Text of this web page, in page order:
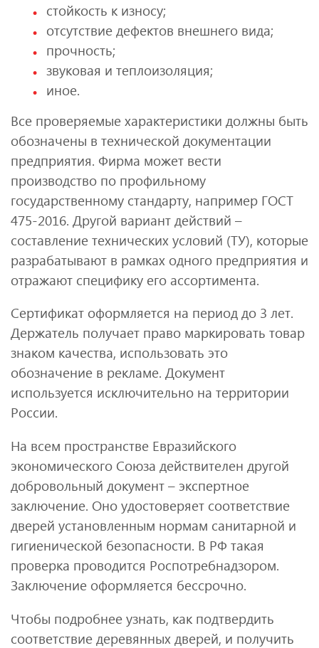
стойкость к износу;
отсутствие дефектов внешнего вида;
прочность;
звуковая и теплоизоляция;
иное.
Все проверяемые характеристики должны быть
обозначены в технической документации
предприятия. Фирма может вести
производство по профильному
государственному стандарту, например ГОСТ
475-2016. Другой вариант действий –
составление технических условий (ТУ), которые
разрабатывают в рамках одного предприятия и
отражают специфику его ассортимента.
Сертификат оформляется на период до 3 лет.
Держатель получает право маркировать товар
знаком качества, использовать это
обозначение в рекламе. Документ
используется исключительно на территории
России.
На всем пространстве Евразийского
экономического Союза действителен другой
добровольный документ – экспертное
заключение. Оно удостоверяет соответствие
дверей установленным нормам санитарной и
гигиенической безопасности. В РФ такая
проверка проводится Роспотребнадзором.
Заключение оформляется бессрочно.
Чтобы подробнее узнать, как подтвердить
соответствие деревянных дверей, и получить